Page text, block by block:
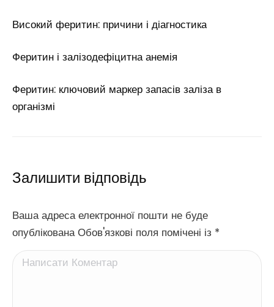
Високий феритин: причини і діагностика
Феритин і залізодефіцитна анемія
Феритин: ключовий маркер запасів заліза в
організмі
Залишити відповідь
Ваша адреса електронної пошти не буде
опублікована Обов'язкові поля помічені із *
Написати Коментар